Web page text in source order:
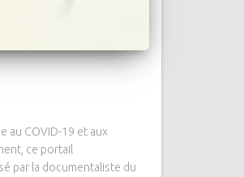
au COVID-19 et aux
ce portail
par la documentaliste du